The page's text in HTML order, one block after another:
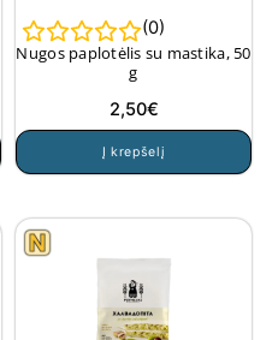
(0)
Nugos paplotėlis su mastika, 50
g
2,50€
Į krepšelį